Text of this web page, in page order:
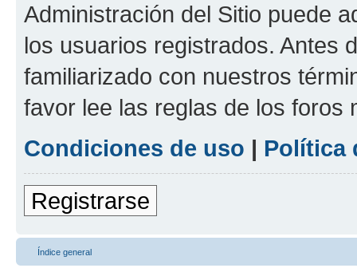
Administración del Sitio puede
los usuarios registrados. Antes
familiarizado con nuestros
favor lee las reglas de los foros
Condiciones de uso | Política
Registrarse
Índice general